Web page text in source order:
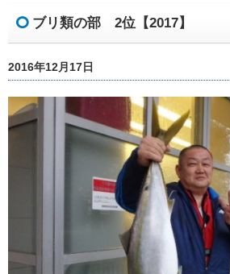
ブリ類の部 2位【2017】
2016年12月17日